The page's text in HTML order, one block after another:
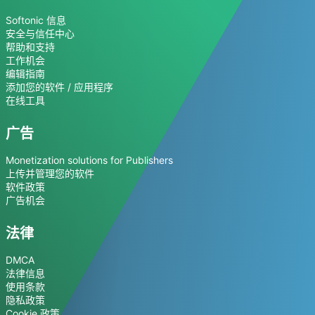
Softonic 信息
安全与信任中心
帮助和支持
工作机会
编辑指南
添加您的软件 / 应用程序
在线工具
广告
Monetization solutions for Publishers
上传并管理您的软件
软件政策
广告机会
法律
DMCA
法律信息
使用条款
隐私政策